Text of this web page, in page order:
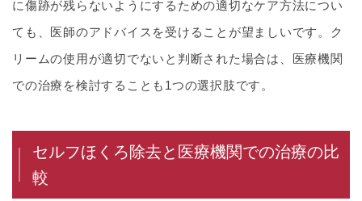
に傷跡が残らないようにするための適切なケア方法につい
ても、医師のアドバイスを受けることが望ましいです。ク
リームの使用が適切でないと判断された場合は、医療機関
での治療を検討することも1つの選択肢です。
セルフほくろ除去と医療機関での治療の比
較